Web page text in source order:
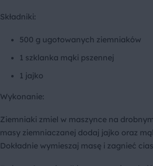
Składniki:
500 g ugotowanych ziemniaków
1 szklanka mąki pszennej
1 jajko
Wykonanie:
Ziemniaki zmiel w maszynce na
masy ziemniaczanej dodaj jajko oraz
Dokładnie wymieszaj masę i zagnieć